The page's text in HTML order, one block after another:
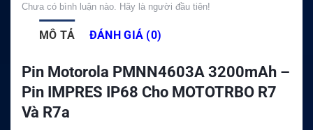
Chưa có bình luận nào. Hãy là người đầu tiên!
MÔ TẢ ĐÁNH GIÁ (0)
Pin Motorola PMNN4603A 3200mAh –
Pin IMPRES IP68 Cho MOTOTRBO R7
Và R7a